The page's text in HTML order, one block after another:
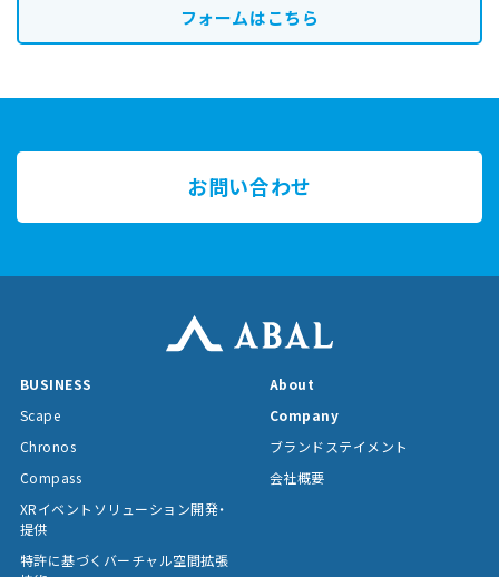
フォームはこちら
お問い合わせ
BUSINESS
Scape
Chronos
Compass
XRイベントソリューション開発・
提供
特許に基づくバーチャル空間拡張
About
Company
ブランドステイメント
会社概要